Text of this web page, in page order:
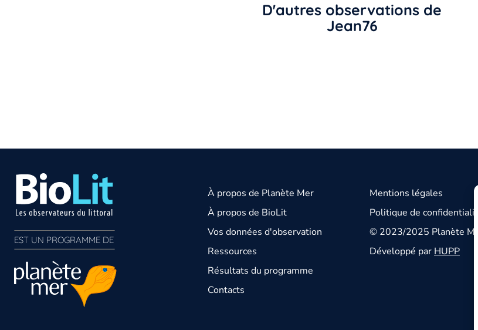
D'autres observations de
Jean76
EST UN PROGRAMME DE
À propos de Planète Mer
À propos de BioLit
Vos données d'observation
Ressources
Résultats du programme
Contacts
Mentions légales
Politique de confidentialité
© 2023/2025 Planète Mer
Développé par HUPP